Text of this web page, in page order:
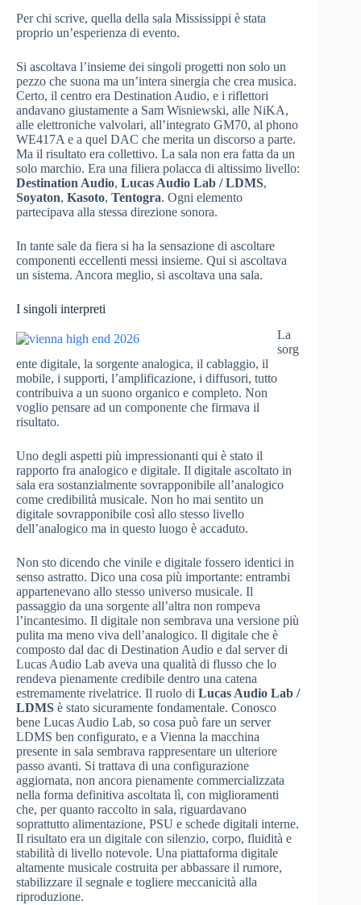
Per chi scrive, quella della sala Mississippi è stata
proprio un’esperienza di evento.
Si ascoltava l’insieme dei singoli progetti non solo un
pezzo che suona ma un’intera sinergia che crea musica.
Certo, il centro era Destination Audio, e i riflettori
andavano giustamente a Sam Wisniewski, alle NiKA,
alle elettroniche valvolari, all’integrato GM70, al phono
WE417A e a quel DAC che merita un discorso a parte.
Ma il risultato era collettivo. La sala non era fatta da un
solo marchio. Era una filiera polacca di altissimo livello:
Destination Audio, Lucas Audio Lab / LDMS,
Soyaton, Kasoto, Tentogra. Ogni elemento
partecipava alla stessa direzione sonora.
In tante sale da fiera si ha la sensazione di ascoltare
componenti eccellenti messi insieme. Qui si ascoltava
un sistema. Ancora meglio, si ascoltava una sala.
I singoli interpreti
La
sorg
ente digitale, la sorgente analogica, il cablaggio, il
mobile, i supporti, l’amplificazione, i diffusori, tutto
contribuiva a un suono organico e completo. Non
voglio pensare ad un componente che firmava il
risultato.
Uno degli aspetti più impressionanti qui è stato il
rapporto fra analogico e digitale. Il digitale ascoltato in
sala era sostanzialmente sovrapponibile all’analogico
come credibilità musicale. Non ho mai sentito un
digitale sovrapponibile così allo stesso livello
dell’analogico ma in questo luogo è accaduto.
Non sto dicendo che vinile e digitale fossero identici in
senso astratto. Dico una cosa più importante: entrambi
appartenevano allo stesso universo musicale. Il
passaggio da una sorgente all’altra non rompeva
l’incantesimo. Il digitale non sembrava una versione più
pulita ma meno viva dell’analogico. Il digitale che è
composto dal dac di Destination Audio e dal server di
Lucas Audio Lab aveva una qualità di flusso che lo
rendeva pienamente credibile dentro una catena
estremamente rivelatrice. Il ruolo di Lucas Audio Lab /
LDMS è stato sicuramente fondamentale. Conosco
bene Lucas Audio Lab, so cosa può fare un server
LDMS ben configurato, e a Vienna la macchina
presente in sala sembrava rappresentare un ulteriore
passo avanti. Si trattava di una configurazione
aggiornata, non ancora pienamente commercializzata
nella forma definitiva ascoltata lì, con miglioramenti
che, per quanto raccolto in sala, riguardavano
soprattutto alimentazione, PSU e schede digitali interne.
Il risultato era un digitale con silenzio, corpo, fluidità e
stabilità di livello notevole. Una piattaforma digitale
altamente musicale costruita per abbassare il rumore,
stabilizzare il segnale e togliere meccanicità alla
riproduzione.